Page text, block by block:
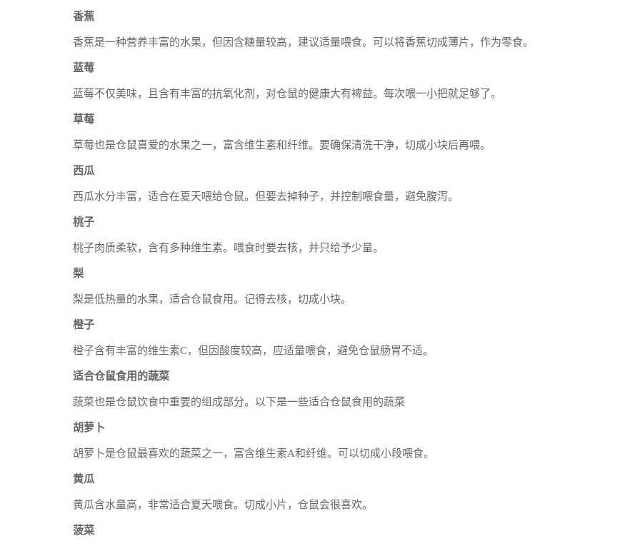
香蕉
香蕉是一种营养丰富的水果，但因含糖量较高，建议适量喂食。可以将香蕉切成薄片，作为零食。
蓝莓
蓝莓不仅美味，且含有丰富的抗氧化剂，对仓鼠的健康大有裨益。每次喂一小把就足够了。
草莓
草莓也是仓鼠喜爱的水果之一，富含维生素和纤维。要确保清洗干净，切成小块后再喂。
西瓜
西瓜水分丰富，适合在夏天喂给仓鼠。但要去掉种子，并控制喂食量，避免腹泻。
桃子
桃子肉质柔软，含有多种维生素。喂食时要去核，并只给予少量。
梨
梨是低热量的水果，适合仓鼠食用。记得去核，切成小块。
橙子
橙子含有丰富的维生素C，但因酸度较高，应适量喂食，避免仓鼠肠胃不适。
适合仓鼠食用的蔬菜
蔬菜也是仓鼠饮食中重要的组成部分。以下是一些适合仓鼠食用的蔬菜
胡萝卜
胡萝卜是仓鼠最喜欢的蔬菜之一，富含维生素A和纤维。可以切成小段喂食。
黄瓜
黄瓜含水量高，非常适合夏天喂食。切成小片，仓鼠会很喜欢。
菠菜